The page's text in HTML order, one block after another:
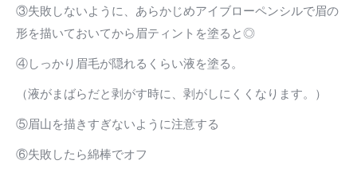
③失敗しないように、あらかじめアイブローペンシルで眉の
形を描いておいてから眉ティントを塗ると◎
④しっかり眉毛が隠れるくらい液を塗る。
（液がまばらだと剥がす時に、剥がしにくくなります。）
⑤眉山を描きすぎないように注意する
⑥失敗したら綿棒でオフ